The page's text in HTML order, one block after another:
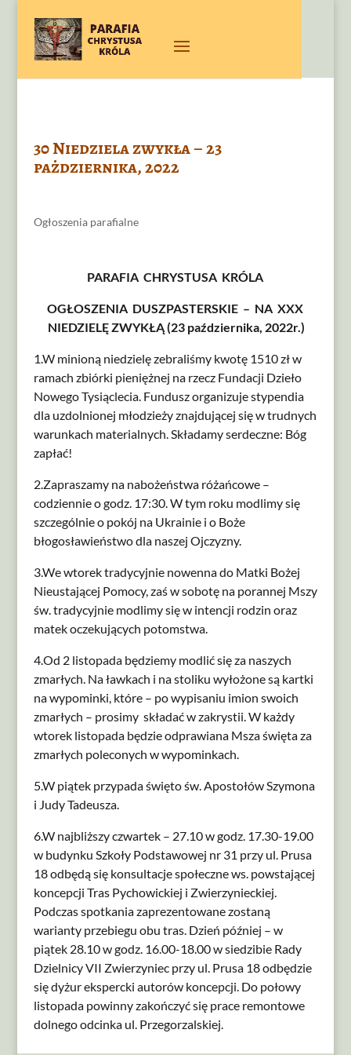
30 Niedziela zwykła – 23
pażdziernika, 2022
Ogłoszenia parafialne
PARAFIA CHRYSTUSA KRÓLA
OGŁOSZENIA DUSZPASTERSKIE – NA XXX
NIEDZIELĘ ZWYKŁĄ (23 października, 2022r.)
1.W minioną niedzielę zebraliśmy kwotę 1510 zł w
ramach zbiórki pieniężnej na rzecz Fundacji Dzieło
Nowego Tysiąclecia. Fundusz organizuje stypendia
dla uzdolnionej młodzieży znajdującej się w trudnych
warunkach materialnych. Składamy serdeczne: Bóg
zapłać!
2.Zapraszamy na nabożeństwa różańcowe –
codziennie o godz. 17:30. W tym roku modlimy się
szczególnie o pokój na Ukrainie i o Boże
błogosławieństwo dla naszej Ojczyzny.
3.We wtorek tradycyjnie nowenna do Matki Bożej
Nieustającej Pomocy, zaś w sobotę na porannej Mszy
św. tradycyjnie modlimy się w intencji rodzin oraz
matek oczekujących potomstwa.
4.Od 2 listopada będziemy modlić się za naszych
zmarłych. Na ławkach i na stoliku wyłożone są kartki
na wypominki, które – po wypisaniu imion swoich
zmarłych – prosimy składać w zakrystii. W każdy
wtorek listopada będzie odprawiana Msza święta za
zmarłych poleconych w wypominkach.
5.W piątek przypada święto św. Apostołów Szymona
i Judy Tadeusza.
6.W najbliższy czwartek – 27.10 w godz. 17.30-19.00
w budynku Szkoły Podstawowej nr 31 przy ul. Prusa
18 odbędą się konsultacje społeczne ws. powstającej
koncepcji Tras Pychowickiej i Zwierzynieckiej.
Podczas spotkania zaprezentowane zostaną
warianty przebiegu obu tras. Dzień później – w
piątek 28.10 w godz. 16.00-18.00 w siedzibie Rady
Dzielnicy VII Zwierzyniec przy ul. Prusa 18 odbędzie
się dyżur ekspercki autorów koncepcji. Do połowy
listopada powinny zakończyć się prace remontowe
dolnego odcinka ul. Przegorzalskiej.